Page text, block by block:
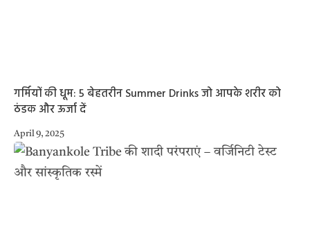
गर्मियों की धूम: 5 बेहतरीन Summer Drinks जो आपके शरीर को
ठंडक और ऊर्जा दें
April 9, 2025